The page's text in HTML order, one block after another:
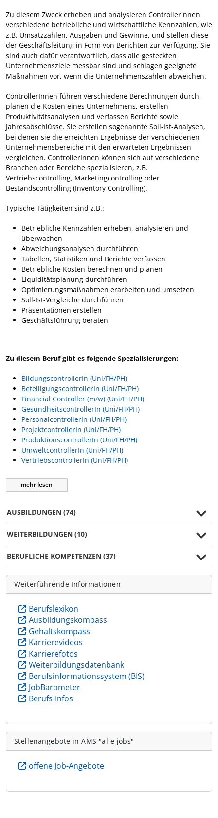
Zu diesem Zweck erheben und analysieren ControllerInnen
verschiedene betriebliche und wirtschaftliche Kennzahlen, wie
z.B. Umsatzzahlen, Ausgaben und Gewinne, und stellen diese
der Geschäftsleitung in Form von Berichten zur Verfügung. Sie
sind auch dafür verantwortlich, dass alle gesteckten
Unternehmensziele messbar sind und schlagen geeignete
Maßnahmen vor, wenn die Unternehmenszahlen abweichen.
ControllerInnen führen verschiedene Berechnungen durch,
planen die Kosten eines Unternehmens, erstellen
Produktivitätsanalysen und verfassen Berichte sowie
Jahresabschlüsse. Sie erstellen sogenannte Soll-Ist-Analysen,
bei denen sie die erreichten Ergebnisse der verschiedenen
Unternehmensbereiche mit den erwarteten Ergebnissen
vergleichen. ControllerInnen können sich auf verschiedene
Branchen oder Bereiche spezialisieren, z.B.
Vertriebscontrolling, Marketingcontrolling oder
Bestandscontrolling (Inventory Controlling).
Typische Tätigkeiten sind z.B.:
Betriebliche Kennzahlen erheben, analysieren und
überwachen
Abweichungsanalysen durchführen
Tabellen, Statistiken und Berichte verfassen
Betriebliche Kosten berechnen und planen
Liquiditätsplanung durchführen
Optimierungsmaßnahmen erarbeiten und umsetzen
Soll-Ist-Vergleiche durchführen
Präsentationen erstellen
Geschäftsführung beraten
Zu diesem Beruf gibt es folgende Spezialisierungen:
BildungscontrollerIn (Uni/FH/PH)
BeteiligungscontrollerIn (Uni/FH/PH)
Financial Controller (m/w) (Uni/FH/PH)
GesundheitscontrollerIn (Uni/FH/PH)
PersonalcontrollerIn (Uni/FH/PH)
ProjektcontrollerIn (Uni/FH/PH)
ProduktionscontrollerIn (Uni/FH/PH)
UmweltcontrollerIn (Uni/FH/PH)
VertriebscontrollerIn (Uni/FH/PH)
mehr lesen
AUSBILDUNGEN (74)
WEITERBILDUNGEN (10)
BERUFLICHE KOMPETENZEN (37)
Weiterführende Informationen
Berufslexikon
Ausbildungskompass
Gehaltskompass
Karrierevideos
Karrierefotos
Weiterbildungsdatenbank
Berufsinformationssystem (BIS)
JobBarometer
Berufs-Infos
Stellenangebote in AMS "alle jobs"
offene Job-Angebote